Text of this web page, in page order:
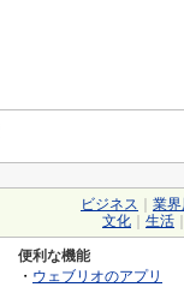
ビジネス 業界
文化
生活
便利な機能
・ ウェブリオのアプリ